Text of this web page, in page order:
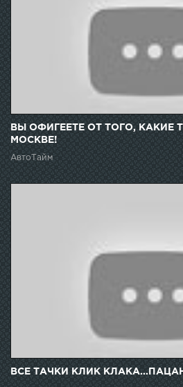
ВЫ ОФИГЕЕТЕ ОТ ТОГО, КАКИЕ
МОСКВЕ!
АвтоТайм
ВСЕ ТАЧКИ КЛИК